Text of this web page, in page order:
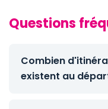
Questions
Combien
existent au